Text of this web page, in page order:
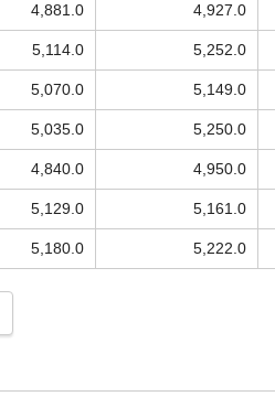
4,881.0 4,927.0
5,114.0 5,252.0
5,070.0 5,149.0
5,035.0 5,250.0
4,840.0 4,950.0
5,129.0 5,161.0
5,180.0 5,222.0